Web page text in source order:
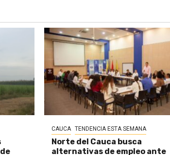
CAUCA TENDENCIA ESTA SEMANA
Norte del Cauca busca
alternativas de empleo ante